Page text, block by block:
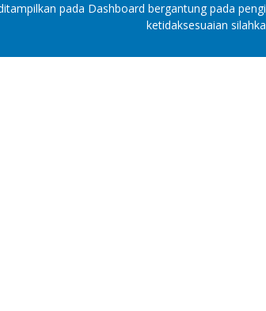
pada Dashboard bergantung pada
ketidaksesuaian